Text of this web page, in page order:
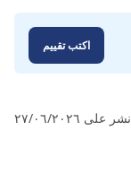
اكتب تقييم
نشر على ٢٧/٠٦/٢٠٢٦